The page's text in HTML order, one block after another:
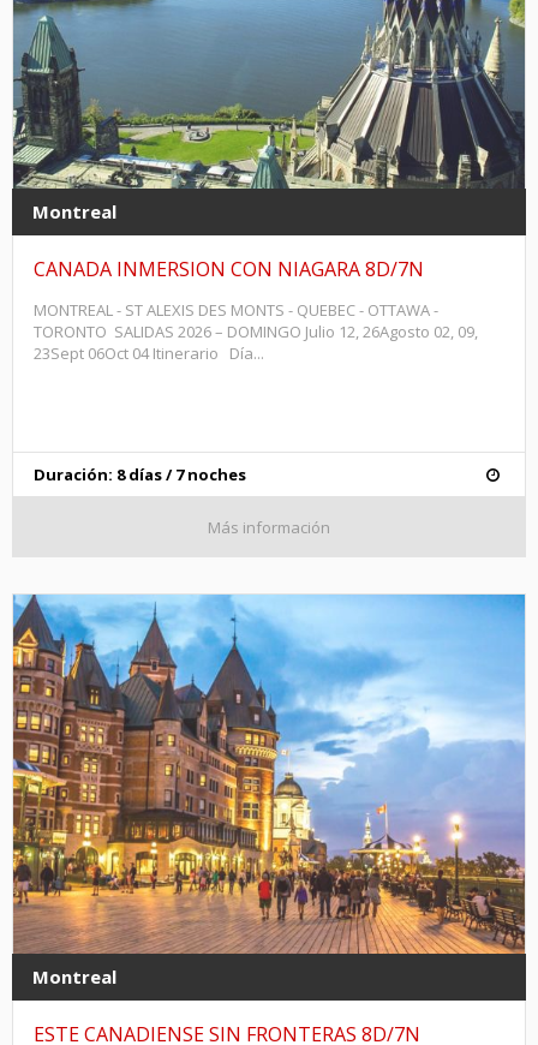
Montreal
CANADA INMERSION CON NIAGARA 8D/7N
MONTREAL - ST ALEXIS DES MONTS - QUEBEC - OTTAWA -
TORONTO SALIDAS 2026 – DOMINGO Julio 12, 26Agosto 02, 09,
23Sept 06Oct 04 Itinerario Día...
Duración: 8 días / 7 noches
Más información
Montreal
ESTE CANADIENSE SIN FRONTERAS 8D/7N